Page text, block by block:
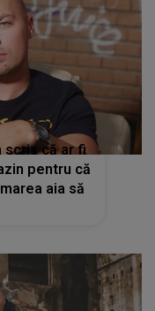
scris că ar fi
pentru că
aia să